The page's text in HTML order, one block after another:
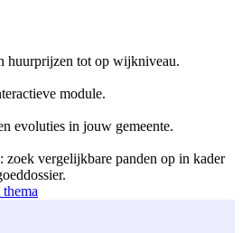
huurprijzen tot op wijkniveau.
module.
evoluties in jouw gemeente.
zoek vergelijkbare panden op in kader